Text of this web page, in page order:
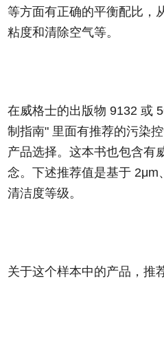
等方面有正确的平衡配比，
粘度和清除空气等。
在威格士的出版物 9132 或
制指南" 里面有推荐的污染
产品选择。这本书也包含有
念。下述推荐值是基于 2μm
清洁度等级。
关于这个样本中的产品，推